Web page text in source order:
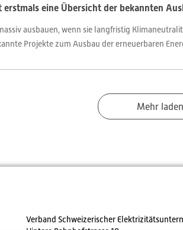
erstmals eine Übersicht der bekannten
ausbauen, wenn sie langfristig
Projekte zum Ausbau der erneuerbaren
Mehr laden
Verband Schweizerischer